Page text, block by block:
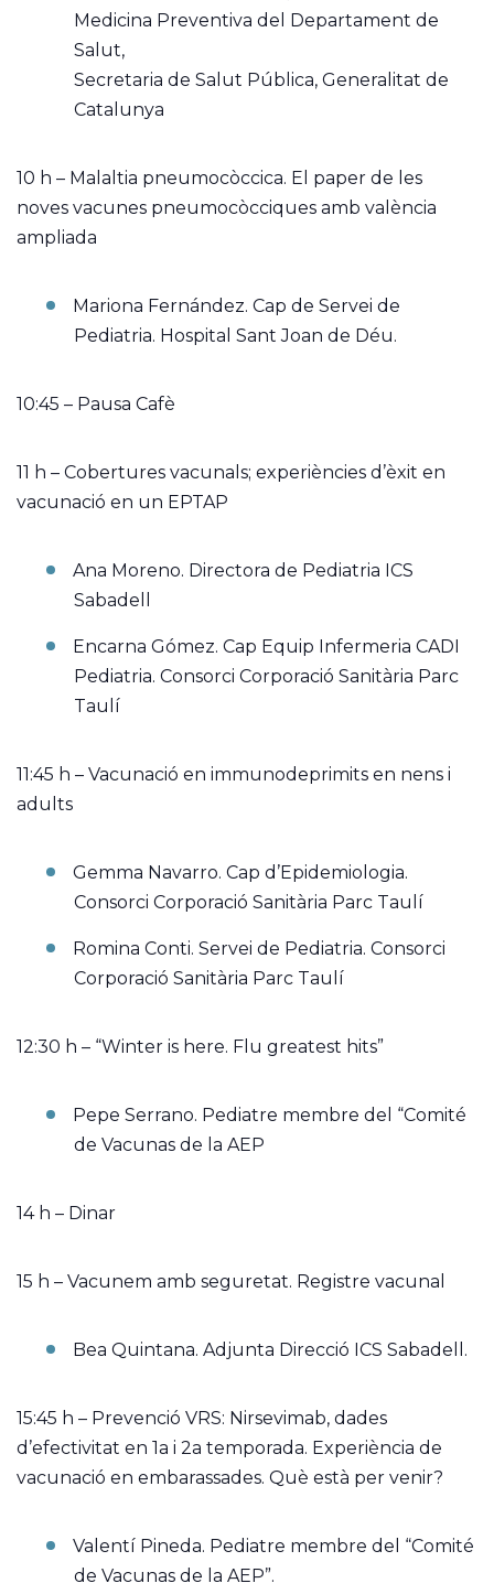
Medicina Preventiva del Departament de
Salut,
Secretaria de Salut Pública, Generalitat de
Catalunya
10 h – Malaltia pneumocòccica. El paper de les
noves vacunes pneumocòcciques amb valència
ampliada
Mariona Fernández. Cap de Servei de
Pediatria. Hospital Sant Joan de Déu.
10:45 – Pausa Cafè
11 h – Cobertures vacunals; experiències d’èxit en
vacunació en un EPTAP
Ana Moreno. Directora de Pediatria ICS
Sabadell
Encarna Gómez. Cap Equip Infermeria CADI
Pediatria. Consorci Corporació Sanitària Parc
Taulí
11:45 h – Vacunació en immunodeprimits en nens i
adults
Gemma Navarro. Cap d’Epidemiologia.
Consorci Corporació Sanitària Parc Taulí
Romina Conti. Servei de Pediatria. Consorci
Corporació Sanitària Parc Taulí
12:30 h – “Winter is here. Flu greatest hits”
Pepe Serrano. Pediatre membre del “Comité
de Vacunas de la AEP
14 h – Dinar
15 h – Vacunem amb seguretat. Registre vacunal
Bea Quintana. Adjunta Direcció ICS Sabadell.
15:45 h – Prevenció VRS: Nirsevimab, dades
d’efectivitat en 1a i 2a temporada. Experiència de
vacunació en embarassades. Què està per venir?
Valentí Pineda. Pediatre membre del “Comité
de Vacunas de la AEP”.